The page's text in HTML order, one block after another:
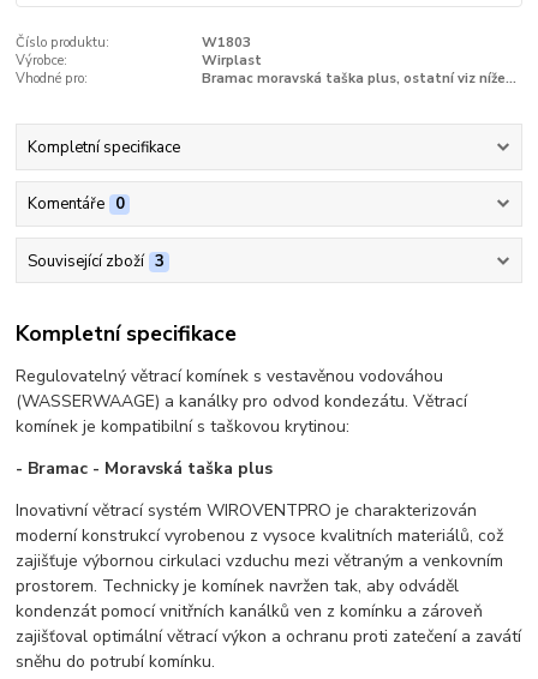
Číslo produktu:
W1803
Výrobce:
Wirplast
Vhodné pro:
Bramac moravská taška plus, ostatní viz níže...
Kompletní specifikace
Komentáře 0
Související zboží 3
Kompletní specifikace
Regulovatelný větrací komínek s vestavěnou vodováhou
(WASSERWAAGE) a kanálky pro odvod kondezátu. Větrací
komínek je kompatibilní s taškovou krytinou:
- Bramac - Moravská taška plus
Inovativní větrací systém WIROVENTPRO je charakterizován
moderní konstrukcí vyrobenou z vysoce kvalitních materiálů, což
zajišťuje výbornou cirkulaci vzduchu mezi větraným a venkovním
prostorem. Technicky je komínek navržen tak, aby odváděl
kondenzát pomocí vnitřních kanálků ven z komínku a zároveň
zajišťoval optimální větrací výkon a ochranu proti zatečení a zavátí
sněhu do potrubí komínku.